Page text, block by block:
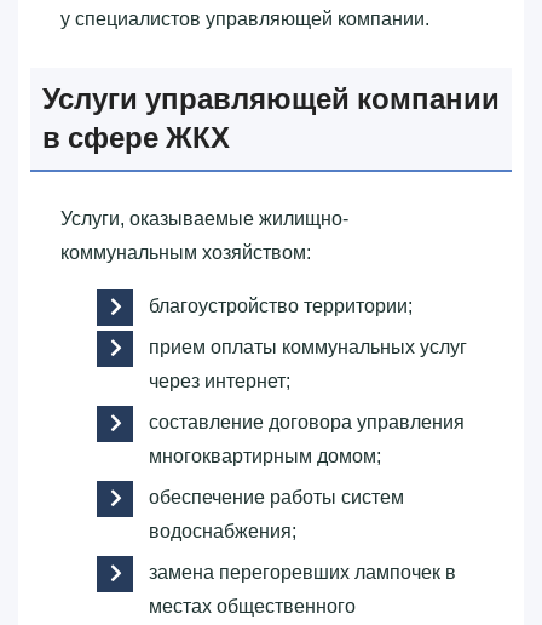
у специалистов управляющей компании.
Услуги управляющей компании
в сфере ЖКХ
Услуги, оказываемые жилищно-
коммунальным хозяйством:
благоустройство территории;
прием оплаты коммунальных услуг
через интернет;
составление договора управления
многоквартирным домом;
обеспечение работы систем
водоснабжения;
замена перегоревших лампочек в
местах общественного